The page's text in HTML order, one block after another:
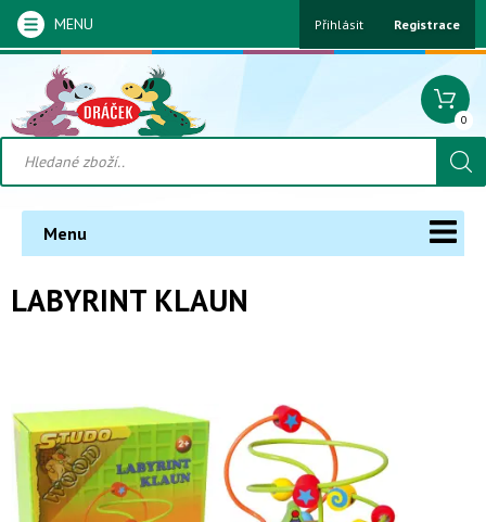
MENU Přihlásit Registrace
0
Menu
LABYRINT KLAUN